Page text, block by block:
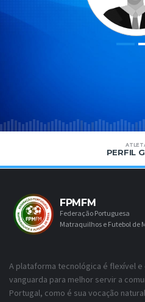
PERFIL
FPMFM
Federação Portuguesa
Matraquilhos e Futebol de
A plataforma tecnológica é flexível e
vanguarda para melhor servir a
Portugal, como é sua vocação